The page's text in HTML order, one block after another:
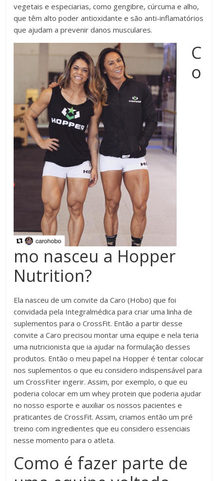
vegetais e especiarias, como gengibre, cúrcuma e alho,
que têm alto poder antioxidante e são anti-inflamatórios
que ajudam a prevenir danos musculares.
C
o
mo nasceu a Hopper
Nutrition?
Ela nasceu de um convite da Caro (Hobo) que foi
convidada pela Integralmédica para criar uma linha de
suplementos para o CrossFit. Então a partir desse
convite a Caro precisou montar uma equipe e nela teria
uma nutricionista que ia ajudar na formulação desses
produtos. Então o meu papel na Hopper é tentar colocar
nos suplementos o que eu considero indispensável para
um CrossFiter ingerir. Assim, por exemplo, o que eu
poderia colocar em um whey protein que poderia ajudar
no nosso esporte e auxiliar os nossos pacientes e
praticantes de CrossFit. Assim, criamos então um pré
treino com ingredientes que eu considero essenciais
nesse momento para o atleta.
Como é fazer parte de